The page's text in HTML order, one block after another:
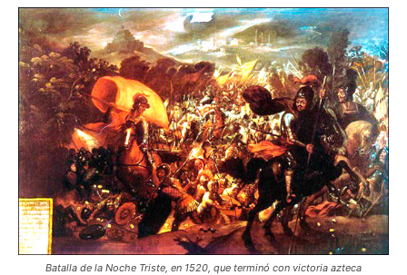
Batalla de la Noche Triste, en 1520, que terminó con victoria azteca